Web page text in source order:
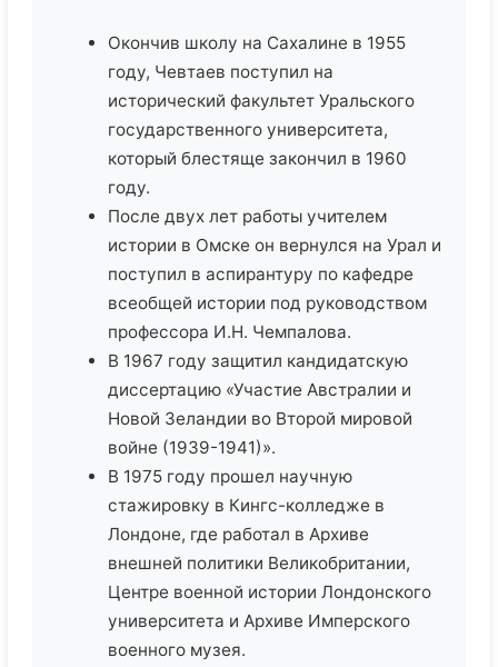
Окончив школу на Сахалине в 1955
году, Чевтаев поступил на
исторический факультет Уральского
государственного университета,
который блестяще закончил в 1960
году.
После двух лет работы учителем
истории в Омске он вернулся на Урал и
поступил в аспирантуру по кафедре
всеобщей истории под руководством
профессора И.Н. Чемпалова.
В 1967 году защитил кандидатскую
диссертацию «Участие Австралии и
Новой Зеландии во Второй мировой
войне (1939-1941)».
В 1975 году прошел научную
стажировку в Кингс-колледже в
Лондоне, где работал в Архиве
внешней политики Великобритании,
Центре военной истории Лондонского
университета и Архиве Имперского
военного музея.